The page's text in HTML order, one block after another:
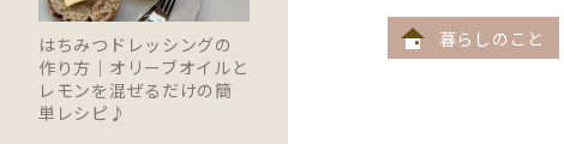
はちみつドレッシングの
作り方｜オリーブオイルと
レモンを混ぜるだけの簡
単レシピ♪
暮らしのこと